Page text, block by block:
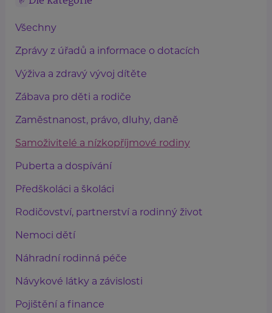
Všechny
Zprávy z úřadů a informace o dotacích
Výživa a zdravý vývoj dítěte
Zábava pro děti a rodiče
Zaměstnanost, právo, dluhy, daně
Samoživitelé a nízkopříjmové rodiny
Puberta a dospívání
Předškoláci a školáci
Rodičovství, partnerství a rodinný život
Nemoci dětí
Náhradní rodinná péče
Návykové látky a závislosti
Pojištění a finance